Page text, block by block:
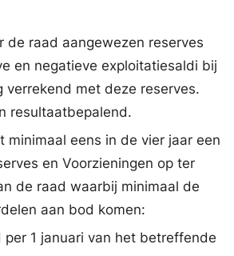
de raad aangewezen reserves
en negatieve exploitatiesaldi bij
verrekend met deze reserves.
resultaatbepalend.
minimaal eens in de vier jaar een
en Voorzieningen op ter
de raad waarbij minimaal de
aan bod komen:
per 1 januari van het betreffende